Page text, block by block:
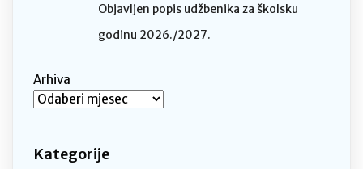
Objavljen popis udžbenika za školsku
godinu 2026./2027.
Arhiva
Kategorije